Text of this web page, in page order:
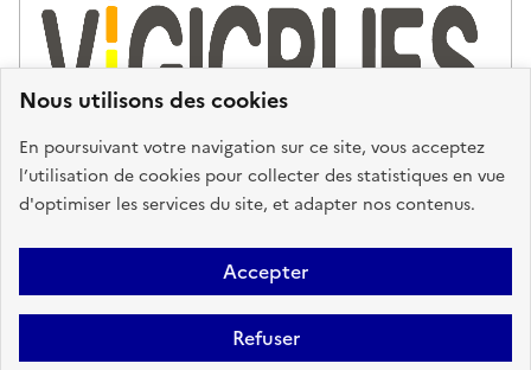
Nous utilisons des cookies
En poursuivant votre navigation sur ce site, vous acceptez
l’utilisation de cookies pour collecter des statistiques en vue
d'optimiser les services du site, et adapter nos contenus.
Accepter
Refuser
Plan du site Accessibilité : partiellement conforme
Mentions
Légales
Données personnelles Gestion des cookies
FAQ